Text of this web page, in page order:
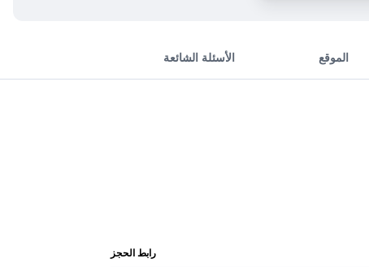
الموقع الأسئلة الشائعة
رابط الحجز